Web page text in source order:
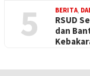
5 BERITA,
RSUD
dan